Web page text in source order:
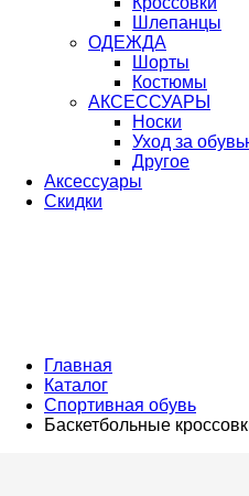
Шлепанцы
ОДЕЖДА
Шорты
Костюмы
АКСЕССУАРЫ
Носки
Уход за
Другое
Аксессуары
Скидки
Главная
Каталог
Спортивная обувь
Баскетбольные